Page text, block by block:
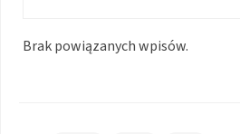
Brak powiązanych wpisów.